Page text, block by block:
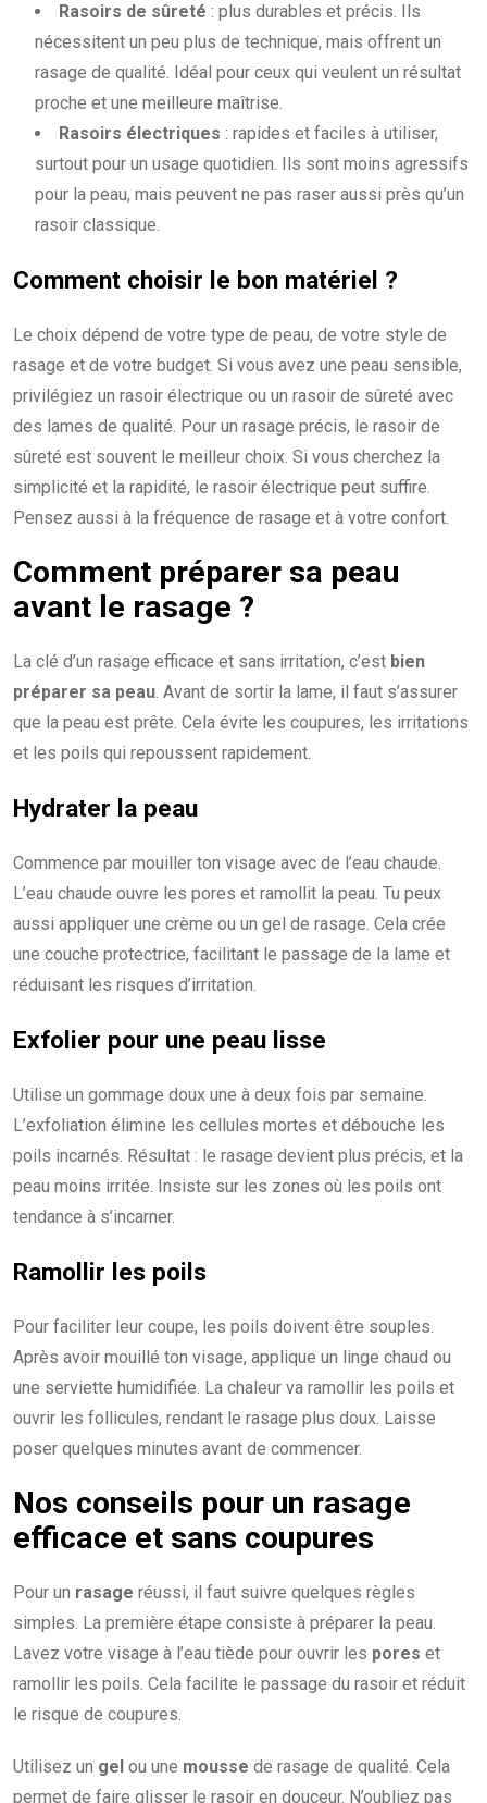
Rasoirs de sûreté : plus durables et précis. Ils
nécessitent un peu plus de technique, mais offrent un
rasage de qualité. Idéal pour ceux qui veulent un résultat
proche et une meilleure maîtrise.
Rasoirs électriques : rapides et faciles à utiliser,
surtout pour un usage quotidien. Ils sont moins agressifs
pour la peau, mais peuvent ne pas raser aussi près qu’un
rasoir classique.
Comment choisir le bon matériel ?
Le choix dépend de votre type de peau, de votre style de
rasage et de votre budget. Si vous avez une peau sensible,
privilégiez un rasoir électrique ou un rasoir de sûreté avec
des lames de qualité. Pour un rasage précis, le rasoir de
sûreté est souvent le meilleur choix. Si vous cherchez la
simplicité et la rapidité, le rasoir électrique peut suffire.
Pensez aussi à la fréquence de rasage et à votre confort.
Comment préparer sa peau
avant le rasage ?
La clé d’un rasage efficace et sans irritation, c’est bien
préparer sa peau. Avant de sortir la lame, il faut s’assurer
que la peau est prête. Cela évite les coupures, les irritations
et les poils qui repoussent rapidement.
Hydrater la peau
Commence par mouiller ton visage avec de l’eau chaude.
L’eau chaude ouvre les pores et ramollit la peau. Tu peux
aussi appliquer une crème ou un gel de rasage. Cela crée
une couche protectrice, facilitant le passage de la lame et
réduisant les risques d’irritation.
Exfolier pour une peau lisse
Utilise un gommage doux une à deux fois par semaine.
L’exfoliation élimine les cellules mortes et débouche les
poils incarnés. Résultat : le rasage devient plus précis, et la
peau moins irritée. Insiste sur les zones où les poils ont
tendance à s’incarner.
Ramollir les poils
Pour faciliter leur coupe, les poils doivent être souples.
Après avoir mouillé ton visage, applique un linge chaud ou
une serviette humidifiée. La chaleur va ramollir les poils et
ouvrir les follicules, rendant le rasage plus doux. Laisse
poser quelques minutes avant de commencer.
Nos conseils pour un rasage
efficace et sans coupures
Pour un rasage réussi, il faut suivre quelques règles
simples. La première étape consiste à préparer la peau.
Lavez votre visage à l’eau tiède pour ouvrir les pores et
ramollir les poils. Cela facilite le passage du rasoir et réduit
le risque de coupures.
Utilisez un gel ou une mousse de rasage de qualité. Cela
permet de faire glisser le rasoir en douceur. N’oubliez pas